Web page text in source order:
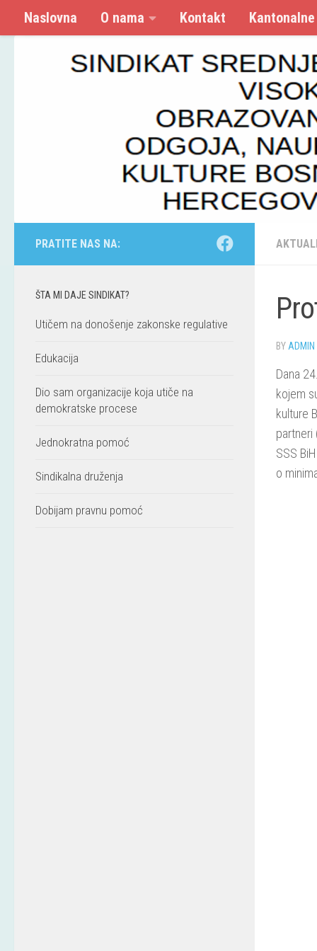
Skip to content
Naslovna O nama Kontakt
BY ADMIN
Dana
kojem
kulture
partneri
SSS
o
PRATITE NAS NA:
ŠTA MI DAJE SINDIKAT?
Utičem na donošenje zakonske regulative
Edukacija
Dio sam organizacije koja utiče na
demokratske procese
Jednokratna pomoć
Sindikalna druženja
Dobijam pravnu pomoć